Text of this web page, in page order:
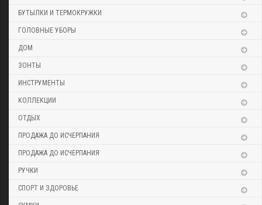
БУТЫЛКИ И ТЕРМОКРУЖКИ
ГОЛОВНЫЕ УБОРЫ
ДОМ
ЗОНТЫ
ИНСТРУМЕНТЫ
КОЛЛЕКЦИИ
ОТДЫХ
ПРОДАЖА ДО ИСЧЕРПАНИЯ
ПРОДАЖА ДО ИСЧЕРПАНИЯ
РУЧКИ
СПОРТ И ЗДОРОВЬЕ